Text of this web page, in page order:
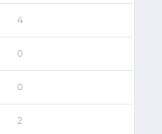
4
0
0
2